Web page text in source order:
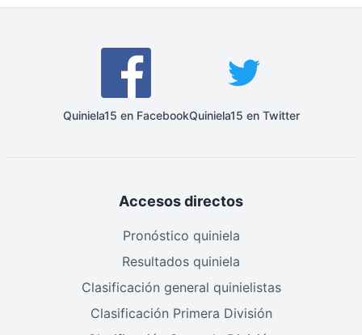
Quiniela15 en FacebookQuiniela15 en Twitter
Accesos directos
Pronóstico quiniela
Resultados quiniela
Clasificación general quinielistas
Clasificación Primera División